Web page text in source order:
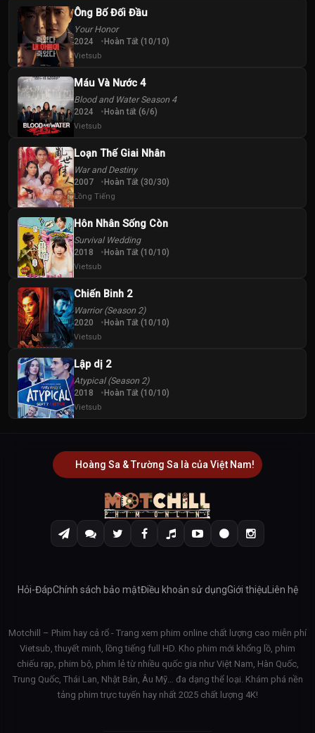
Ông Bố Đối Đầu
Your Honor
2024 Hoàn Tất (10/10)
Vietsub
Máu Và Nước 4
Blood and Water Season 4
2024 Hoàn tất (6/6)
Vietsub
Loạn Thế Giai Nhân
War and Destiny
2007 Hoàn Tất (30/30)
Lồng Tiếng
Hôn Nhân Sống Còn
Survival Wedding
2018 Hoàn Tất (10/10)
Vietsub
Chiến Binh 2
Warrior (Season 2)
2020 Hoàn Tất (10/10)
Vietsub
Lập dị 2
Atypical (Season 2)
2018 Hoàn Tất (10/10)
Vietsub
Hoàng Sa & Trường Sa là của Việt Nam!
Hỏi-ĐápChính sách bảo mậtĐiều khoản sử dụngGiới thiệu Liên hệ
Motchill – Phim hay cả rổ - Trang xem phim online chất lượng cao miễn phí
Vietsub, thuyết minh, lồng tiếng full HD. Kho phim mới khổng lồ, phim
chiếu rạp, phim bộ, phim lẻ từ nhiều quốc gia như Việt Nam, Hàn Quốc,
Trung Quốc, Thái Lan, Nhật Bản, Âu Mỹ… đa dạng thể loại. Khám phá nền
tảng phim trực tuyến hay nhất 2025 chất lượng 4K!